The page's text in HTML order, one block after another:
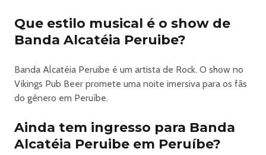
🎤 TODAS AS QUINTAS
🔥 Karaokê em Valhalla
⭐ TODAS AS QUARTAS
🎶 Show de Talentos
⚽ DOMINGOS DE COPA
📖 Ponto oficial de troca de figurinhas
🍔 combos promocionais
🍺 transmissão dos jogos
Que estilo musical é o show de
Banda Alcatéia Peruibe?
Banda Alcatéia Peruibe é um artista de Rock. O show no
Vikings Pub Beer promete uma noite imersiva para os fãs
do gênero em Peruíbe.
Ainda tem ingresso para Banda
Alcatéia Peruibe em Peruíbe?